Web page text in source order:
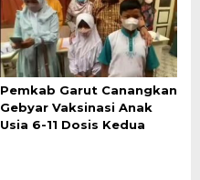
Pemkab Garut Canangkan
Gebyar Vaksinasi Anak
Usia 6-11 Dosis Kedua